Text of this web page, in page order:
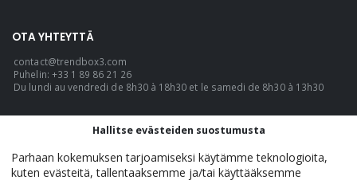
OTA YHTEYTTÄ
contact@trendbox3.com
Puhelin: +33 1 89 86 21 26
Du lundi au vendredi de 8h30 à 18h30 et le samedi de 8h30 à 13h30
Hallitse evästeiden suostumusta
Parhaan kokemuksen tarjoamiseksi käytämme teknologioita,
kuten evästeitä, tallentaaksemme ja/tai käyttääksemme